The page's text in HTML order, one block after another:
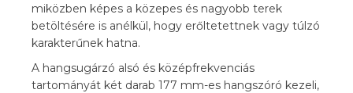
miközben képes a közepes és nagyobb terek
betöltésére is anélkül, hogy erőltetettnek vagy túlzó
karakterűnek hatna.
A hangsugárzó alsó és középfrekvenciás
tartományát két darab 177 mm-es hangszóró kezeli,